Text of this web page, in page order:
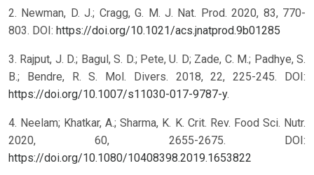
2. Newman, D. J.; Cragg, G. M. J. Nat. Prod. 2020, 83, 770-
803. DOI: https://doi.org/10.1021/acs.jnatprod.9b01285
3. Rajput, J. D.; Bagul, S. D.; Pete, U. D; Zade, C. M.; Padhye, S.
B.; Bendre, R. S. Mol. Divers. 2018, 22, 225-245. DOI:
https://doi.org/10.1007/s11030-017-9787-y.
4. Neelam; Khatkar, A.; Sharma, K. K. Crit. Rev. Food Sci. Nutr.
2020, 60, 2655-2675. DOI:
https://doi.org/10.1080/10408398.2019.1653822